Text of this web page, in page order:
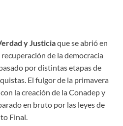
y Justiciaque se abrió en
de la democracia
por distintas etapas de
El fulgor de la primavera
la creación de la Conadep y
en bruto por las leyes de
Final.